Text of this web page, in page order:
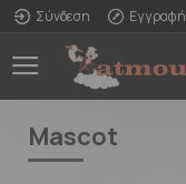
Σύνδεση Εγγραφή
Mascot